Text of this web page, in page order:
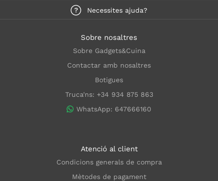
Necessites ajuda?
Sobre nosaltres
Sobre Gadgets&Cuina
Contactar amb nosaltres
Botigues
Truca'ns: +34 934 875 863
WhatsApp: 647666160
Atenció al client
Condicions generals de compra
Mètodes de pagament